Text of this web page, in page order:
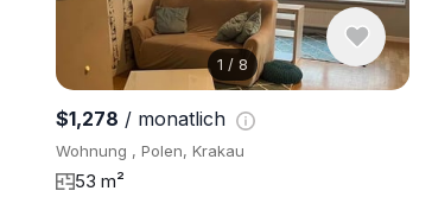
1 / 8
$1,278 / monatlich
Wohnung , Polen, Krakau
53 m²